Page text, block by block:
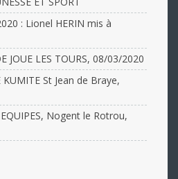
: Lionel HERIN mis à
JOUE LES TOURS, 08/03/2020
KUMITE St Jean de Braye,
Nogent le Rotrou,